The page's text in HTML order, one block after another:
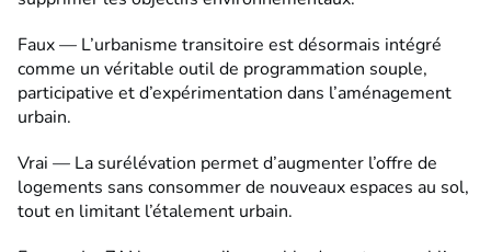
Faux — L’urbanisme transitoire est désormais intégré
comme un véritable outil de programmation souple,
participative et d’expérimentation dans l’aménagement
urbain.
Vrai — La surélévation permet d’augmenter l’offre de
logements sans consommer de nouveaux espaces au sol,
tout en limitant l’étalement urbain.